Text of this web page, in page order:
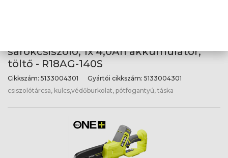
sarokcsiszoló, 1x 4,0Ah akkumulátor,
töltő - R18AG-140S
Cikkszám: 5133004301 Gyártói cikkszám: 5133004301
csiszolótárcsa, kulcs,védőburkolat, pótfogantyú, táska